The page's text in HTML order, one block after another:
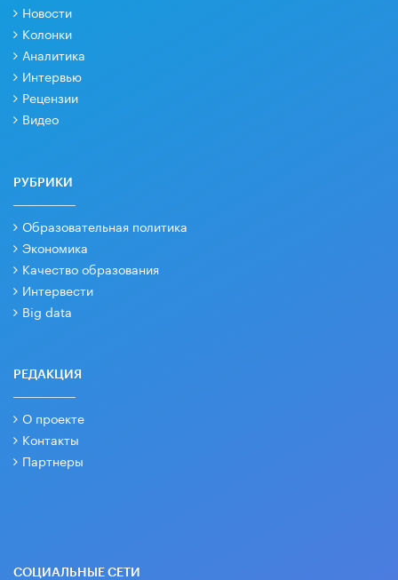
Новости
Колонки
Аналитика
Интервью
Рецензии
Видео
РУБРИКИ
Образовательная политика
Экономика
Качество образования
Интервести
Big data
РЕДАКЦИЯ
О проекте
Контакты
Партнеры
СОЦИАЛЬНЫЕ СЕТИ